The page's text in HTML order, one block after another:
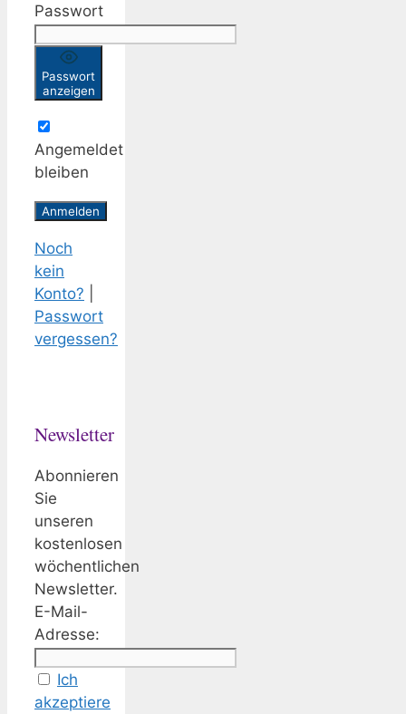
Passwort
Passwort
anzeigen
Angemeldet
bleiben
Noch
kein
Konto?
Passwort
vergessen?
Newsletter
Abonnieren
Sie
unseren
kostenlosen
wöchentlichen
Newsletter.
E-Mail-
Adresse:
Ich
akzeptiere